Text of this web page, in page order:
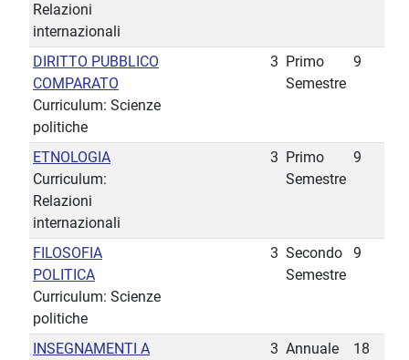
Relazioni
internazionali
DIRITTO PUBBLICO
COMPARATO
Curriculum: Scienze
politiche
3 Primo
Semestre
9
ETNOLOGIA
Curriculum:
Relazioni
internazionali
3 Primo
Semestre
9
FILOSOFIA
POLITICA
Curriculum: Scienze
politiche
3 Secondo
Semestre
9
INSEGNAMENTI A 3 Annuale 18